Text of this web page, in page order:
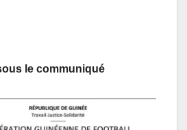
le communiqué